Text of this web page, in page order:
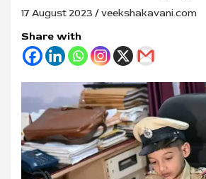
17 August 2023 veekshakavani.com
Share with